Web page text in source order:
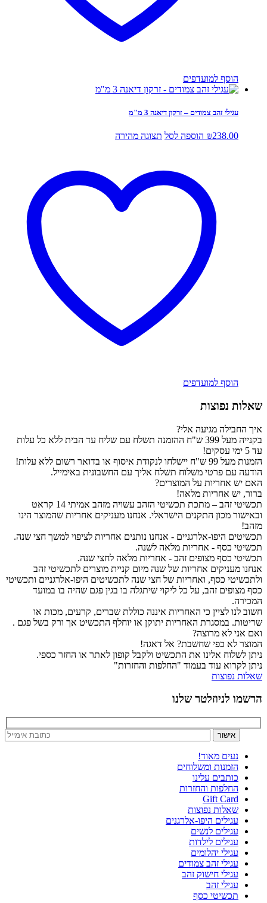
הוסף למועדפים
עגילי זהב צמודים – זרקון דיאנה 3 מ"מ
₪238.00 הוספה לסל תצוגה מהירה
הוסף למועדפים
שאלות נפוצות
איך החבילה מגיעה אלי?
בקנייה מעל 399 ש"ח ההזמנה תשלח עם שליח עד הבית ללא כל עלות
עד 5 ימי עסקים!
הזמנות מעל 99 ש"ח יישלחו לנקודת איסוף או בדואר רשום ללא עלות!
הודעה עם פרטי משלוח תשלח אליך עם החשבונית באימייל.
האם יש אחריות על המוצרים?
ברור, יש אחריות מלאה!
תכשיטי זהב – מתכת תכשיטי הזהב עשויה מזהב אמיתי 14 קראט
ובאישור מכון התקנים הישראלי. אנחנו מעניקים אחריות שהמוצר הינו
מזהב!
תכשיטים היפו-אלרגניים - אנחנו נותנים אחריות לציפוי למשך חצי שנה.
תכשיטי כסף - אחריות מלאה לשנה.
תכשיטי כסף מצופים זהב - אחריות מלאה לחצי שנה.
אנחנו מעניקים אחריות של שנה מיום קניית מוצרים לתכשיטי זהב
ולתכשיטי כסף, ואחריות של חצי שנה לתכשיטים היפו-אלרגניים ותכשיטי
כסף מצופים זהב, על כל ליקוי שיתגלה בו בגין פגם שהיה בו במועד
המכירה.
חשוב לנו לציין כי האחריות איננה כוללת שברים, קרעים, מכות או
שריטות. במסגרת האחריות יתוקן או יוחלף התכשיט אך ורק בשל פגם .
ואם אני לא מרוצה?
המוצר לא כפי שחשבת? אל דאגה!
ניתן לשלוח אלינו את התכשיט ולקבל קופון לאתר או החזר כספי.
ניתן לקרוא עוד בעמוד "החלפות והחזרות"
שאלות נפוצות
הרשמו לניוזלטר שלנו
נעים מאוד!
הזמנות ומשלוחים
כותבים עלינו
החלפות והחזרות
Gift Card
שאלות נפוצות
עגילים היפו-אלרגנים
עגילים לנשים
עגילים לילדות
עגילי יהלומים
עגילי זהב צמודים
עגילי חישוק זהב
עגילי זהב
תכשיטי כסף